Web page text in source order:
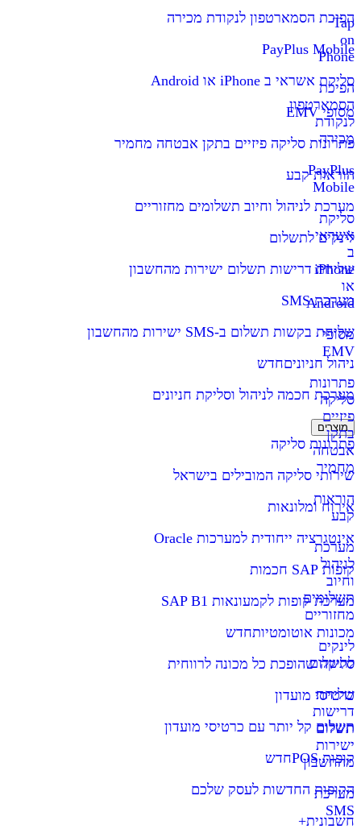
Tap
on
Phone
הפיכת
הסמארטפון
לנקודת
מכירה
PayPlus
Mobile
סליקת
אשראי
ב
iPhone
או
Android
מסופי
EMV
פתרונות
סליקה
פיזיים
בתקן
אבטחה
מחמיר
הוראות
קבע
מערכת
לניהול
וחיוב
תשלומים
מחזוריים
לינקים
לתשלום
שליחת
דרישות
תשלום
ישירות
מהחשבון
מערכת
SMS
הפיכת הסמארטפון לנקודת מכירה
PayPlus Mobile
סליקת אשראי ב iPhone או Android
מסופי EMV
פתרונות סליקה פיזיים בתקן אבטחה מחמיר
הוראות קבע
מערכת לניהול וחיוב תשלומים מחזוריים
לינקים לתשלום
שליחת דרישות תשלום ישירות מהחשבון
מערכת SMS
שליחת בקשות תשלום ב-SMS ישירות מהחשבון
ניהול חניוניםחדש
מערכת חכמה לניהול וסליקת חניונים
מוצרים
פתרונות סליקה
שירותי סליקה המובילים בישראל
אירוח ומלונאות
אינטגרציה ייחודית למערכות Oracle
קופות SAP חכמות
מערכת קופות לקמעונאות SAP B1
מכונות אוטומטיותחדש
סליקה שהופכת כל מכונה לרווחית
כרטיסי מועדון
תשלום קל יותר עם כרטיסי מועדון
קופות POS
חדש
הקופות החדשות לעסק שלכם
חשבונית+